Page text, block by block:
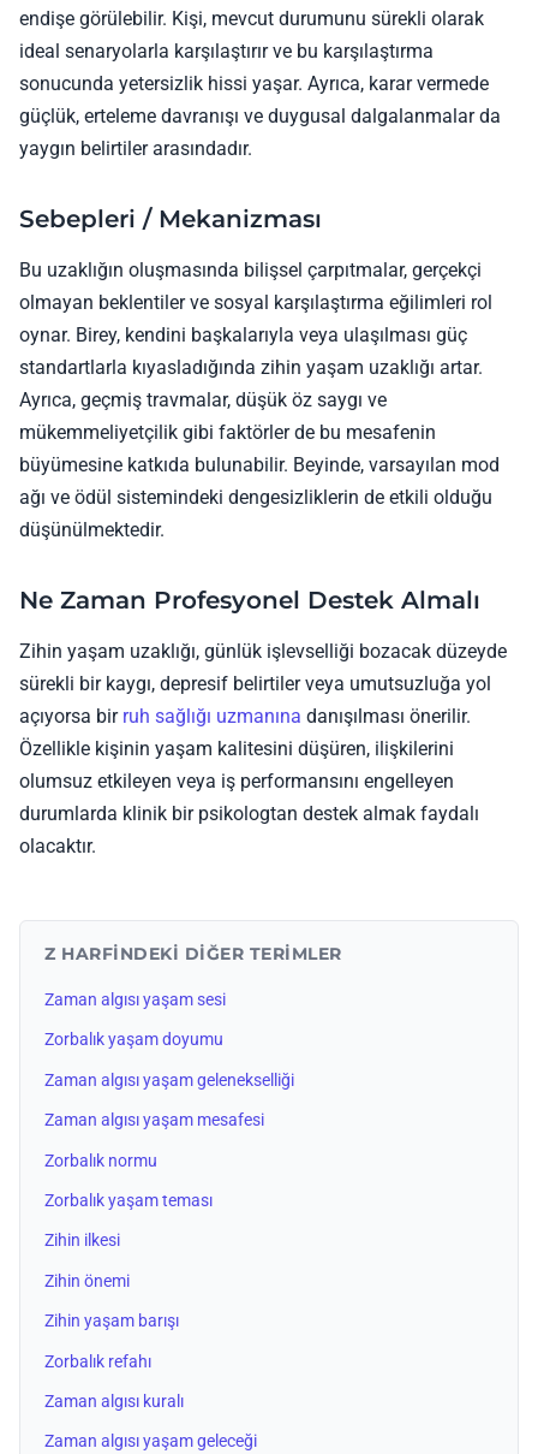
endişe görülebilir. Kişi, mevcut durumunu sürekli olarak
ideal senaryolarla karşılaştırır ve bu karşılaştırma
sonucunda yetersizlik hissi yaşar. Ayrıca, karar vermede
güçlük, erteleme davranışı ve duygusal dalgalanmalar da
yaygın belirtiler arasındadır.
Sebepleri / Mekanizması
Bu uzaklığın oluşmasında bilişsel çarpıtmalar, gerçekçi
olmayan beklentiler ve sosyal karşılaştırma eğilimleri rol
oynar. Birey, kendini başkalarıyla veya ulaşılması güç
standartlarla kıyasladığında zihin yaşam uzaklığı artar.
Ayrıca, geçmiş travmalar, düşük öz saygı ve
mükemmeliyetçilik gibi faktörler de bu mesafenin
büyümesine katkıda bulunabilir. Beyinde, varsayılan mod
ağı ve ödül sistemindeki dengesizliklerin de etkili olduğu
düşünülmektedir.
Ne Zaman Profesyonel Destek Almalı
Zihin yaşam uzaklığı, günlük işlevselliği bozacak düzeyde
sürekli bir kaygı, depresif belirtiler veya umutsuzluğa yol
açıyorsa bir ruh sağlığı uzmanına danışılması önerilir.
Özellikle kişinin yaşam kalitesini düşüren, ilişkilerini
olumsuz etkileyen veya iş performansını engelleyen
durumlarda klinik bir psikologtan destek almak faydalı
olacaktır.
Z HARFINDEKI DIĞER TERIMLER
Zaman algısı yaşam sesi
Zorbalık yaşam doyumu
Zaman algısı yaşam gelenekselliği
Zaman algısı yaşam mesafesi
Zorbalık normu
Zorbalık yaşam teması
Zihin ilkesi
Zihin önemi
Zihin yaşam barışı
Zorbalık refahı
Zaman algısı kuralı
Zaman algısı yaşam geleceği